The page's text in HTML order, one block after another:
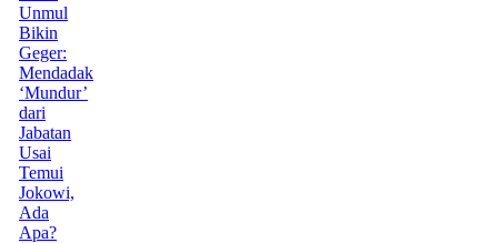
Unmul
Bikin
Geger:
Mendadak
‘Mundur’
dari
Jabatan
Usai
Temui
Jokowi,
Ada
Apa?